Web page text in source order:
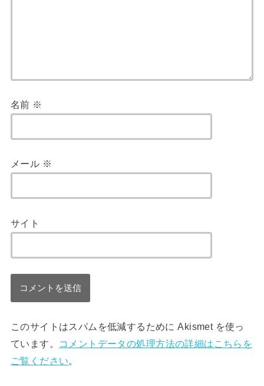
名前 ※
メール ※
サイト
このサイトはスパムを低減するために Akismet を使っ
ています。
コメントデータの処理方法の詳細はこちらを
ご覧ください。